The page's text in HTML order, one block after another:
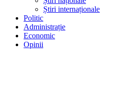
Știri internaționale
Politic
Administrație
Economic
Opinii